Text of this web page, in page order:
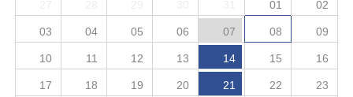
01 02
03 04 05 06 07 08 09
10 11 12 13 14 15 16
17 18 19 20 21 22 23